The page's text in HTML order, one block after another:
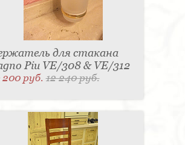
для стакана
Piu VE/308 & VE/312
200 руб.12 240 руб.